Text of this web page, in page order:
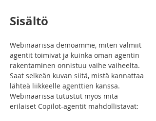
Sisältö
Webinaarissa demoamme, miten valmiit
agentit toimivat ja kuinka oman agentin
rakentaminen onnistuu vaihe vaiheelta.
Saat selkeän kuvan siitä, mistä kannattaa
lähteä liikkeelle agenttien kanssa.
Webinaarissa tutustut myös mitä
erilaiset Copilot-agentit mahdollistavat: